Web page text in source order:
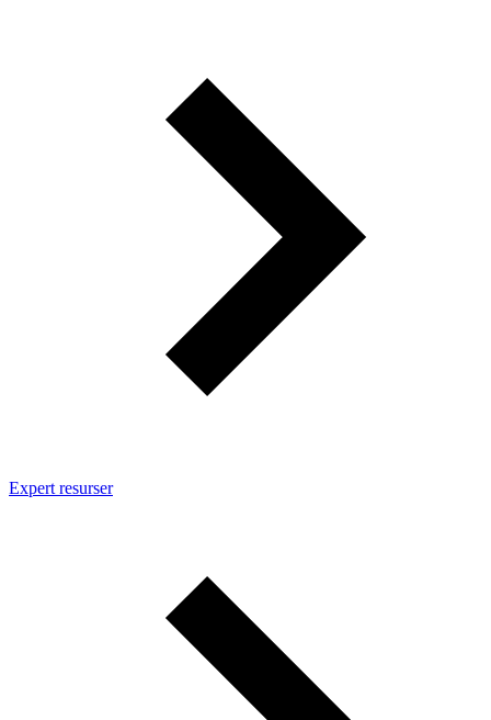
Expert resurser